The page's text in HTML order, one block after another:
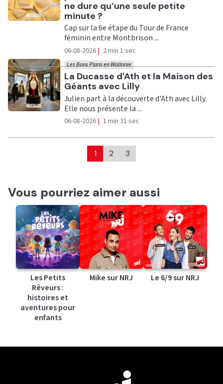
ne dure qu’une seule petite
minute ?
Cap sur la 6e étape du Tour de France
féminin entre Montbrison ...
06-08-2026 | 2 min 1 sec
Ecouter
La Ducasse d'Ath et la Maison des
Géants avec Lilly
Les Bons Plans en Wallonie
Julien part à la découverte d'Ath avec Lilly.
Elle nous présente la ...
06-08-2026 | 1 min 31 sec
1 2 3
Vous pourriez aimer aussi
Les Petits
Rêveurs :
histoires et
aventures pour
enfants
Mike sur NRJ Le 6/9 sur NRJ